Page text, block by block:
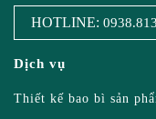
HOTLINE:
Dịch vụ
Thiết kế bao bì sản